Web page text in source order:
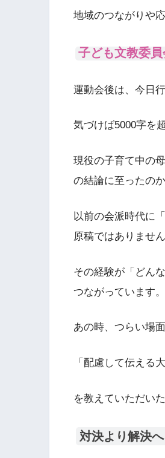
地域のつながりや
子ども文教委
運動会後は、今日
気づけば5000字を
現役の子育て中の
の結論に至ったの
以前の会派時代に
原稿ではありませ
その経験が「どん
つながっています。
あの時、つらい場
「配慮して伝える
を教えていただい
対決より解決